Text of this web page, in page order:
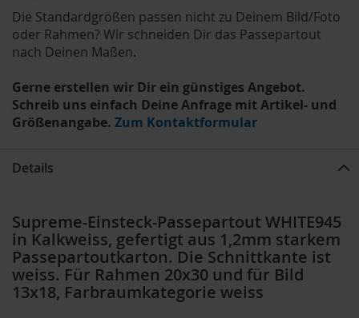
Die Standardgrößen passen nicht zu Deinem Bild/Foto
oder Rahmen? Wir schneiden Dir das Passepartout
nach Deinen Maßen.
Gerne erstellen wir Dir ein günstiges Angebot.
Schreib uns einfach Deine Anfrage mit Artikel- und
Größenangabe. Zum Kontaktformular
Details
Supreme-Einsteck-Passepartout WHITE945
in Kalkweiss, gefertigt aus 1,2mm starkem
Passepartoutkarton. Die Schnittkante ist
weiss. Für Rahmen 20x30 und für Bild
13x18, Farbraumkategorie weiss